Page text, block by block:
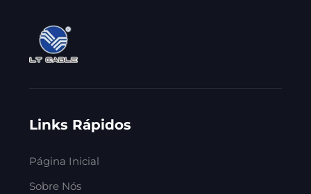
Links Rápidos
Página Inicial
Sobre Nós